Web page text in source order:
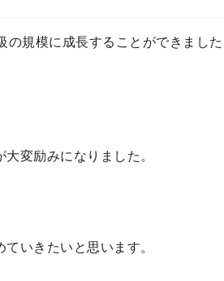
規模に成長することができました
変励みになりました。
いきたいと思います。